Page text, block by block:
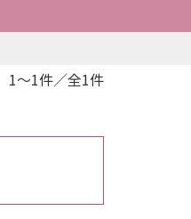
1～1件／全1件